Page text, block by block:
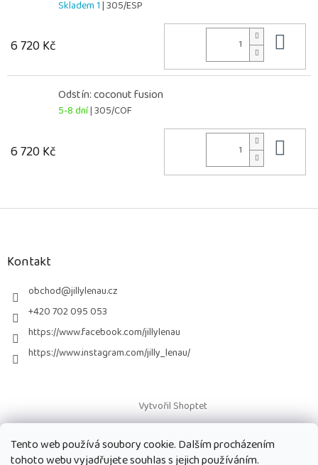
Tento web používá soubory cookie. Dalším procházením
tohoto webu vyjadřujete souhlas s jejich používáním.
Skladem 1| 305/ESP
6 720 Kč
Odstín: coconut fusion
5-8 dní| 305/COF
6 720 Kč
Z
Kontakt
obchod@jillylenau.cz
+420 702 095 053
https://www.facebook.com/jillylenau
https://www.instagram.com/jilly_lenau/
Vytvořil Shoptet
Copyright 2026Paruky Jilly Lenau s.r.o.. Všechna práva vyhrazena.